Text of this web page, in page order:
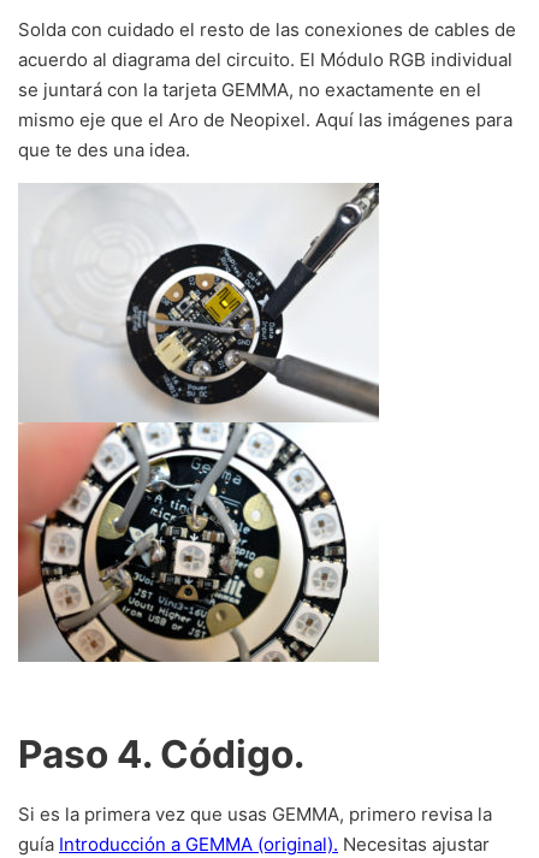
Solda con cuidado el resto de las conexiones de cables de
acuerdo al diagrama del circuito. El Módulo RGB individual
se juntará con la tarjeta GEMMA, no exactamente en el
mismo eje que el Aro de Neopixel. Aquí las imágenes para
que te des una idea.
Paso 4. Código.
Si es la primera vez que usas GEMMA, primero revisa la
guía Introducción a GEMMA (original). Necesitas ajustar